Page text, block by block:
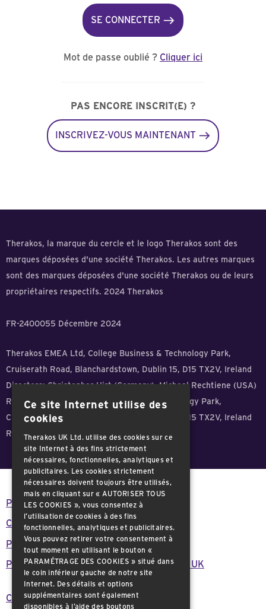
SE CONNECTER
Mot de passe oublié ? Cliquer ici
PAS ENCORE INSCRIT(E) ?
INSCRIVEZ-VOUS MAINTENANT
Therakos, la marque du cercle et le logo Therakos sont des
marques déposées d'une société Therakos. Les autres marques
sont des marques déposées d'une société Therakos ou de leurs
propriétaires respectifs. 2024 Therakos
FR-2400055 Décembre 2024
Therakos EMEA Ltd, College Business & Technology Park,
Cruiserath Road, Blanchardstown, Dublin 15, D15 TX2V, Ireland
Directors: Christopher Hirt (Germany), Micheal Rechtiene (USA)
Registered office: College Business & Technology Park,
Cruiserath Road, Blanchardstown, Dublin 15, D15 TX2V, Ireland
Registration No: 532615 - VAT ID: 3210906CH
Politique de confidentialité
Conditions générales
Politique relative aux cookies
Plan de réduction du carbone de Therakos UK
Consignes de sécurité importantes
Ce site Internet utilise des
cookies
Therakos UK Ltd. utilise des cookies sur ce
site Internet à des fins strictement
nécessaires, fonctionnelles, analytiques et
publicitaires. Les cookies strictement
nécessaires doivent toujours être utilisés,
mais en cliquant sur « AUTORISER TOUS
LES COOKIES », vous consentez à
l’utilisation de cookies à des fins
fonctionnelles, analytiques et publicitaires.
Vous pouvez retirer votre consentement à
tout moment en utilisant le bouton «
PARAMÉTRAGE DES COOKIES » situé dans
le coin inférieur gauche de notre site
Internet. Des détails et options
supplémentaires sont également
disponibles à l’aide des boutons